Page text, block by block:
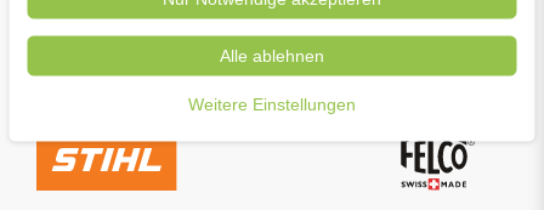
Alle ablehnen
Weitere Einstellungen